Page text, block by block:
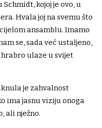
kojoj je ovo, u
Hvala joj na svemu što
ansamblu. Imamo
se, sada već ustaljeno,
ulaze u svijet
je zahvalnost
ima jasnu viziju onoga
ali nježno.